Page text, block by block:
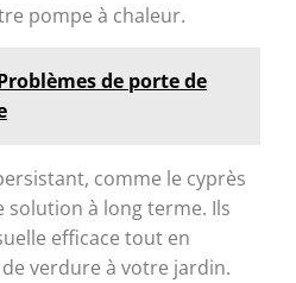
pompe à chaleur.
de porte de
comme le cyprès
à long terme. Ils
efficace tout en
verdure à votre jardin.